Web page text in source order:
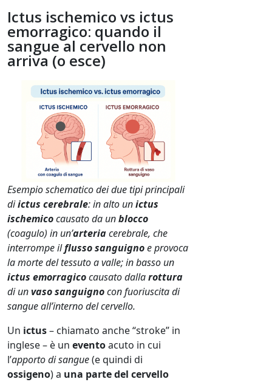
Ictus ischemico vs ictus
emorragico: quando il
sangue al cervello non
arriva (o esce)
Esempio schematico dei due tipi principali
diictus cerebrale: in alto unictus
ischemicocausato da unblocco
(coagulo) in un’arteriacerebrale, che
interrompe ilflusso sanguignoe provoca
la morte del tessuto a valle; in basso un
ictus emorragicocausato dallarottura
di unvaso sanguignocon fuoriuscita di
sangue all’interno del cervello.
Un ictus– chiamato anche “stroke” in
inglese – è un eventoacuto in cui
l’apporto di sangue(e quindi di
ossigeno) a una parte del cervello